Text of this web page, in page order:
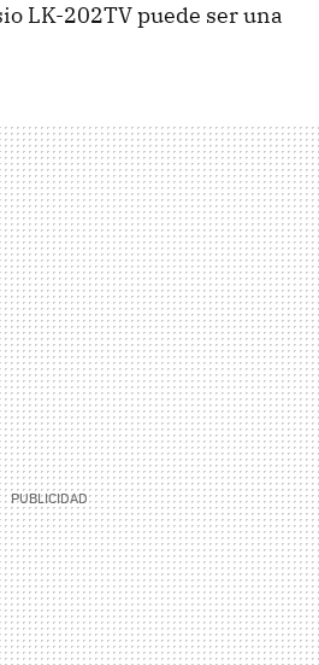
LK-202TV puede ser una